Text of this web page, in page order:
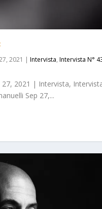
2021 |Intervista,Intervista N°
27, 2021 | Intervista,
Sep 27,...